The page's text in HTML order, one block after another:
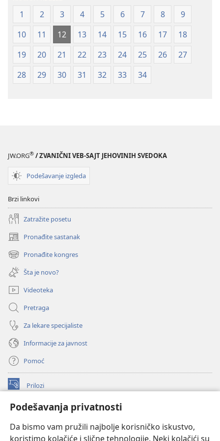
Podešavanja privatnosti
Da bismo vam pružili najbolje korisničko iskustvo,
koristimo kolačiće i slične tehnologije. Neki kolačići su
(revidirano
izdanje
iz
2019)
(revidirano
izdanje
iz
2019)
1 2 3 4 5 6 7 8
9
10
11 12 13 14 15 16 17
18
19
20 21 22 23 24 25 26
27
28
29 30 31 32 33 34
JW.ORG® / ZVANIČNI VEB-SAJT JEHOVINIH SVEDOKA
Podešavanje izgleda
Brzi linkovi
Zatražite posetu
Pronađite sastanak
(otvara
novi
prozor)
Pronađite kongres
(otvara
novi
prozor)
Šta je novo?
Videoteka
Pretraga
Za lekare specijaliste
Informacije za javnost
Pomoć
Prilozi
(otvara
prozor)ONLAJN BIBLIOTEKA Watchtower
novi
prozor)JW Hub